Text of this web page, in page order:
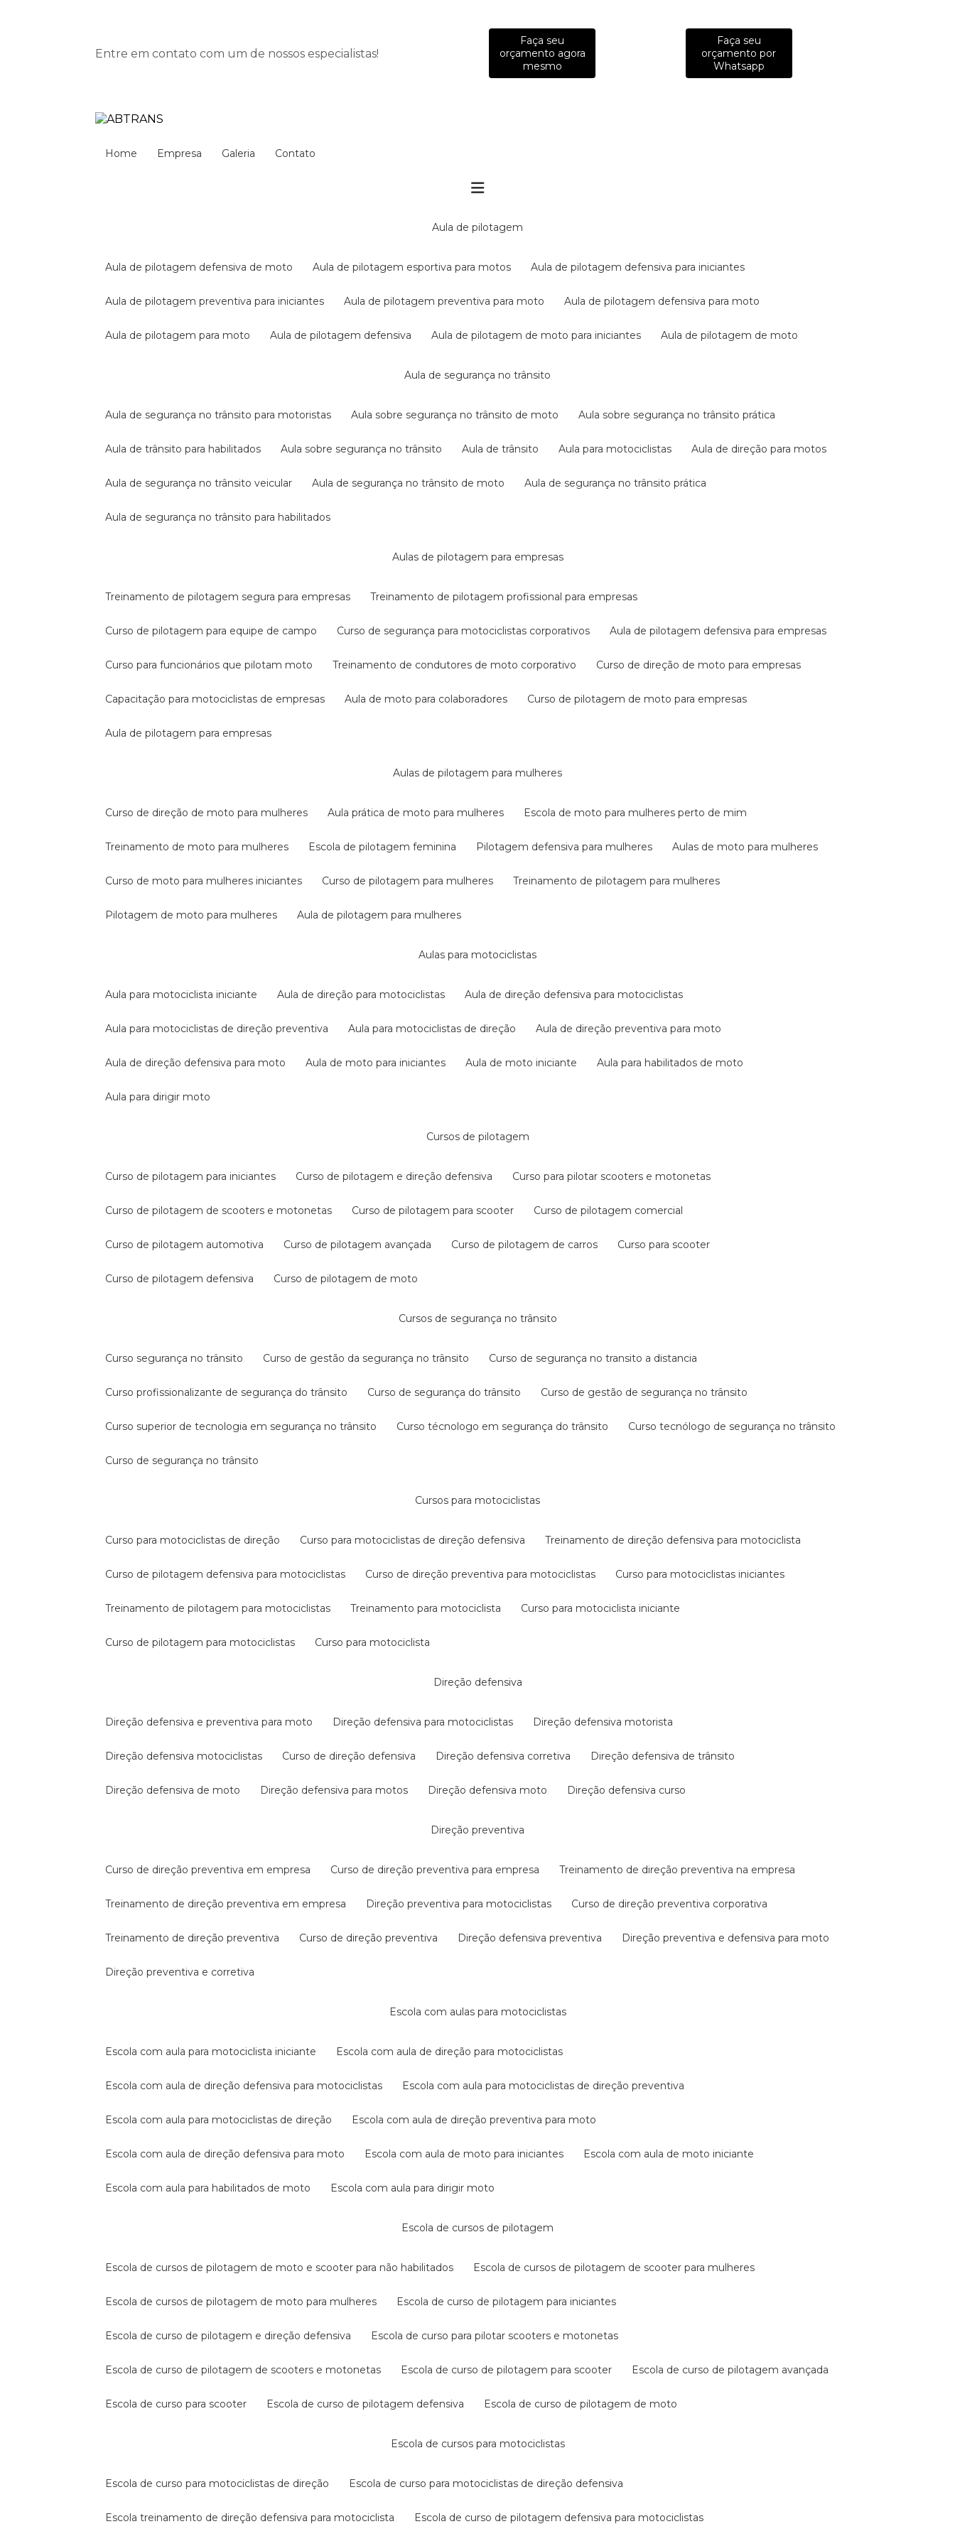
Entre em contato com um de nossos especialistas!
Faça seu
orçamento agora
mesmo
Faça seu
orçamento por
Whatsapp
Home Empresa Galeria Contato
aula de pilotagem
aula de pilotagem defensiva de moto aula de pilotagem esportiva para motos aula de pilotagem defensiva para iniciantes
aula de pilotagem preventiva para iniciantes aula de pilotagem preventiva para moto aula de pilotagem defensiva para moto
aula de pilotagem para moto aula de pilotagem defensiva aula de pilotagem de moto para iniciantes aula de pilotagem de moto
aula de segurança no trânsito
aula de segurança no trânsito para motoristas aula sobre segurança no trânsito de moto aula sobre segurança no trânsito prática
aula de trânsito para habilitados aula sobre segurança no trânsito aula de trânsito aula para motociclistas aula de direção para motos
aula de segurança no trânsito veicular aula de segurança no trânsito de moto aula de segurança no trânsito prática
aula de segurança no trânsito para habilitados
aulas de pilotagem para empresas
treinamento de pilotagem segura para empresas treinamento de pilotagem profissional para empresas
curso de pilotagem para equipe de campo curso de segurança para motociclistas corporativos aula de pilotagem defensiva para empresas
curso para funcionários que pilotam moto treinamento de condutores de moto corporativo curso de direção de moto para empresas
capacitação para motociclistas de empresas aula de moto para colaboradores curso de pilotagem de moto para empresas
aula de pilotagem para empresas
aulas de pilotagem para mulheres
curso de direção de moto para mulheres aula prática de moto para mulheres escola de moto para mulheres perto de mim
treinamento de moto para mulheres escola de pilotagem feminina pilotagem defensiva para mulheres aulas de moto para mulheres
curso de moto para mulheres iniciantes curso de pilotagem para mulheres treinamento de pilotagem para mulheres
pilotagem de moto para mulheres aula de pilotagem para mulheres
aulas para motociclistas
aula para motociclista iniciante aula de direção para motociclistas aula de direção defensiva para motociclistas
aula para motociclistas de direção preventiva aula para motociclistas de direção aula de direção preventiva para moto
aula de direção defensiva para moto aula de moto para iniciantes aula de moto iniciante aula para habilitados de moto
aula para dirigir moto
cursos de pilotagem
curso de pilotagem para iniciantes curso de pilotagem e direção defensiva curso para pilotar scooters e motonetas
curso de pilotagem de scooters e motonetas curso de pilotagem para scooter curso de pilotagem comercial
curso de pilotagem automotiva curso de pilotagem avançada curso de pilotagem de carros curso para scooter
curso de pilotagem defensiva curso de pilotagem de moto
cursos de segurança no trânsito
curso segurança no trânsito curso de gestão da segurança no trânsito curso de segurança no transito a distancia
curso profissionalizante de segurança do trânsito curso de segurança do trânsito curso de gestão de segurança no trânsito
curso superior de tecnologia em segurança no trânsito curso técnologo em segurança do trânsito curso tecnólogo de segurança no trânsito
curso de segurança no trânsito
cursos para motociclistas
curso para motociclistas de direção curso para motociclistas de direção defensiva treinamento de direção defensiva para motociclista
curso de pilotagem defensiva para motociclistas curso de direção preventiva para motociclistas curso para motociclistas iniciantes
treinamento de pilotagem para motociclistas treinamento para motociclista curso para motociclista iniciante
curso de pilotagem para motociclistas curso para motociclista
direção defensiva
direção defensiva e preventiva para moto direção defensiva para motociclistas direção defensiva motorista
direção defensiva motociclistas curso de direção defensiva direção defensiva corretiva direção defensiva de trânsito
direção defensiva de moto direção defensiva para motos direção defensiva moto direção defensiva curso
direção preventiva
curso de direção preventiva em empresa curso de direção preventiva para empresa treinamento de direção preventiva na empresa
treinamento de direção preventiva em empresa direção preventiva para motociclistas curso de direção preventiva corporativa
treinamento de direção preventiva curso de direção preventiva direção defensiva preventiva direção preventiva e defensiva para moto
direção preventiva e corretiva
escola com aulas para motociclistas
escola com aula para motociclista iniciante escola com aula de direção para motociclistas
escola com aula de direção defensiva para motociclistas escola com aula para motociclistas de direção preventiva
escola com aula para motociclistas de direção escola com aula de direção preventiva para moto
escola com aula de direção defensiva para moto escola com aula de moto para iniciantes escola com aula de moto iniciante
escola com aula para habilitados de moto escola com aula para dirigir moto
escola de cursos de pilotagem
escola de cursos de pilotagem de moto e scooter para não habilitados escola de cursos de pilotagem de scooter para mulheres
escola de cursos de pilotagem de moto para mulheres escola de curso de pilotagem para iniciantes
escola de curso de pilotagem e direção defensiva escola de curso para pilotar scooters e motonetas
escola de curso de pilotagem de scooters e motonetas escola de curso de pilotagem para scooter escola de curso de pilotagem avançada
escola de curso para scooter escola de curso de pilotagem defensiva escola de curso de pilotagem de moto
escola de cursos para motociclistas
escola de curso para motociclistas de direção escola de curso para motociclistas de direção defensiva
escola treinamento de direção defensiva para motociclista escola de curso de pilotagem defensiva para motociclistas